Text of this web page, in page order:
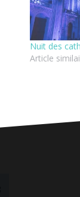
Nuit des
Article